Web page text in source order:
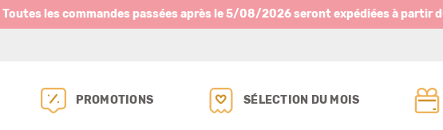
Toutes les commandes passées après le 5/08/2026 seront expédiées à partir
PROMOTIONS SÉLECTION DU MOIS